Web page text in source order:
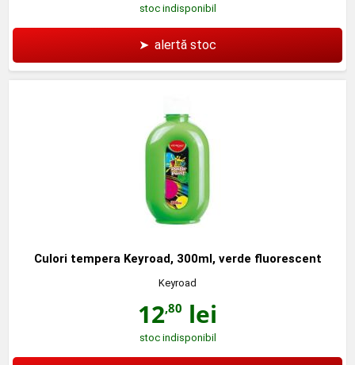
stoc indisponibil
➤ alertă stoc
Culori tempera Keyroad, 300ml, verde fluorescent
Keyroad
12,80 lei
stoc indisponibil